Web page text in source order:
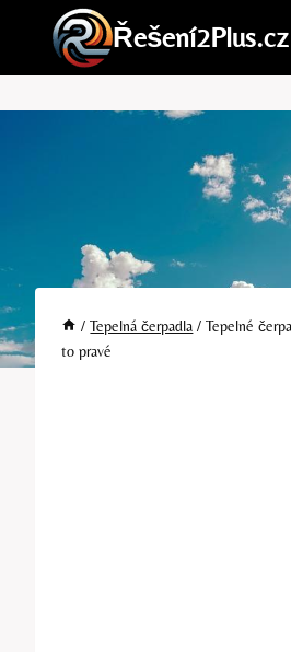
Přeskočit
obsah
Řešení2Plus.cz
/ Tepelná čerpadla / Tepelné
to pravé